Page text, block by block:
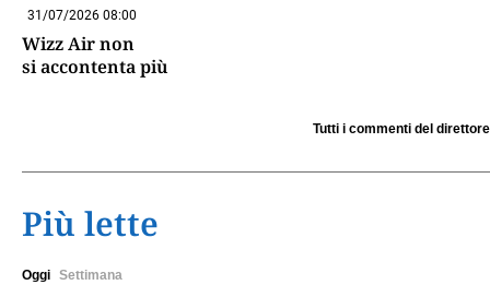
31/07/2026 08:00
Wizz Air non
si accontenta più
Tutti i commenti del direttore
Più lette
Oggi Settimana